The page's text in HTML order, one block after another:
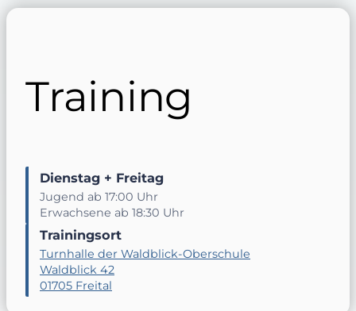
Training
Dienstag + Freitag
Jugend ab 17:00 Uhr
Erwachsene ab 18:30 Uhr
Trainingsort
Turnhalle der Waldblick-Oberschule
Waldblick 42
01705 Freital